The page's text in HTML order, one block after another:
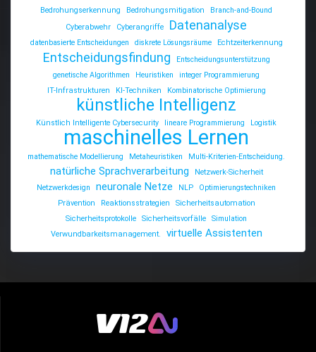
Bedrohungserkennung
Bedrohungsmitigation
Branch-and-Bound
Cyberabwehr
Cyberangriffe Datenanalyse
datenbasierte Entscheidungen diskrete Lösungsräume Echtzeiterkennung
Entscheidungsfindung
Entscheidungsunterstützung
genetische Algorithmen
Heuristiken
integer Programmierung
IT-Infrastrukturen
KI-Techniken Kombinatorische Optimierung
künstliche Intelligenz
Künstlich Intelligente Cybersecurity lineare Programmierung Logistik
maschinelles Lernen
mathematische Modellierung Metaheuristiken Multi-Kriterien-Entscheidung.
natürliche Sprachverarbeitung
Netzwerk-Sicherheit
Netzwerkdesign
neuronale Netze NLP
Optimierungstechniken
Prävention
Reaktionsstrategien
Sicherheitsautomation
Sicherheitsprotokolle
Sicherheitsvorfälle
Simulation
Verwundbarkeitsmanagement.
virtuelle Assistenten